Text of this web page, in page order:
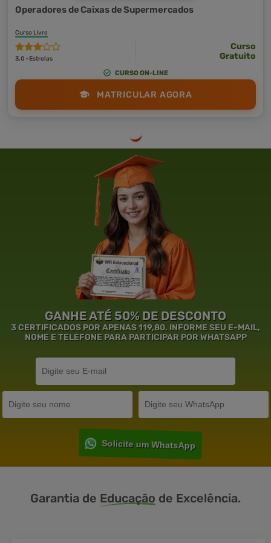
Operadores de Caixas de Supermercados
Curso Livre
3,0 · Estrelas
Curso
Gratuito
CURSO ON-LINE
MATRICULAR AGORA
GANHE ATÉ 50% DE DESCONTO
3 CERTIFICADOS POR APENAS 119,80. INFORME SEU E-MAIL,
NOME E TELEFONE PARA PARTICIPAR POR WHATSAPP
Solicite um WhatsApp
Garantia de Educação de Excelência.